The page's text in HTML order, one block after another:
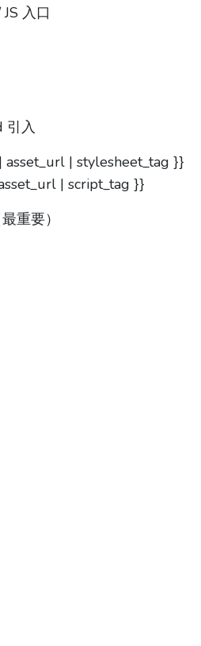
入口
引入
asset_url | stylesheet_tag }}
| script_tag }}
重要）